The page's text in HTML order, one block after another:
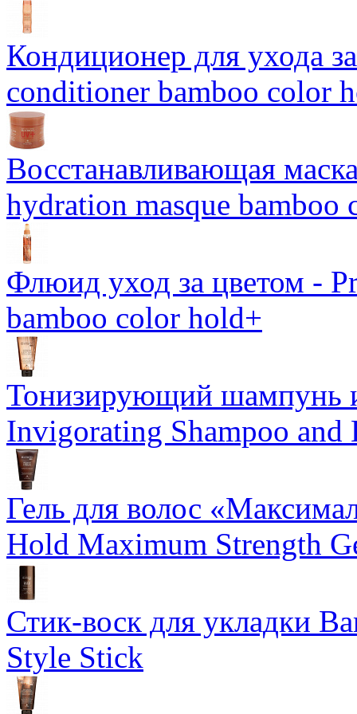
Кондиционер для ухода
conditioner bamboo color
Восстанавливающая
hydration masque bamboo
Флюид уход за цветом -
bamboo color hold+
Тонизирующий шампунь
Invigorating Shampoo and
Гель для волос
Hold Maximum Strength
Стик-воск для укладки
Style Stick